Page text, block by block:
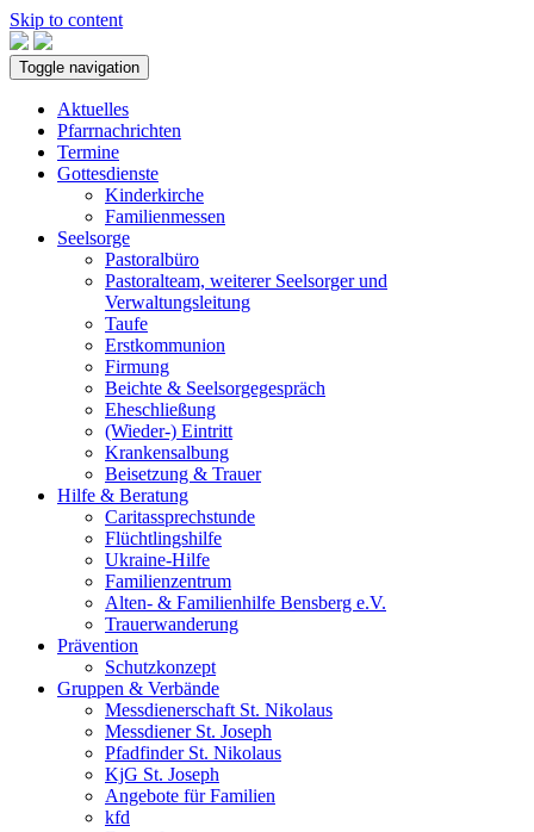
Skip to content
Toggle navigation
Aktuelles
Pfarrnachrichten
Termine
Gottesdienste
Kinderkirche
Familienmessen
Seelsorge
Pastoralbüro
Pastoralteam, weiterer Seelsorger und
Verwaltungsleitung
Taufe
Erstkommunion
Firmung
Beichte & Seelsorgegespräch
Eheschließung
(Wieder-) Eintritt
Krankensalbung
Beisetzung & Trauer
Hilfe & Beratung
Caritassprechstunde
Flüchtlingshilfe
Ukraine-Hilfe
Familienzentrum
Alten- & Familienhilfe Bensberg e.V.
Trauerwanderung
Prävention
Schutzkonzept
Gruppen & Verbände
Messdienerschaft St. Nikolaus
Messdiener St. Joseph
Pfadfinder St. Nikolaus
KjG St. Joseph
Angebote für Familien
kfd